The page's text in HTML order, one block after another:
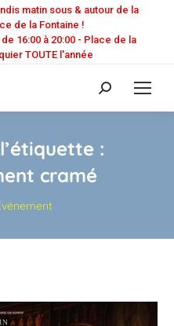
matin sous & autour de la
de la Fontaine !
16:00 à 20:00 - Place de la
TOUTE l'année
Recherche
:
:
cramé